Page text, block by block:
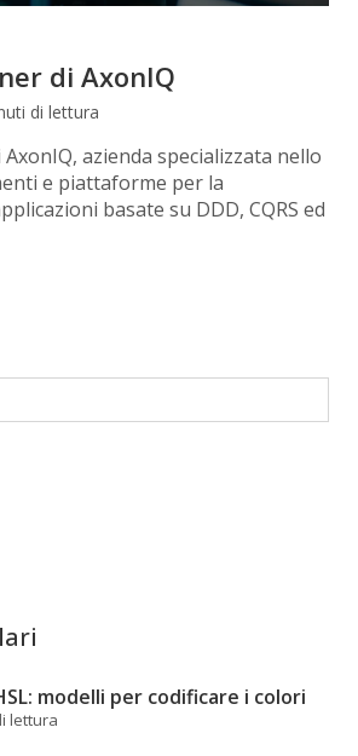
di AxonIQ
di lettura
azienda specializzata nello
e piattaforme per la
basate su DDD, CQRS ed
modelli per codificare i colori
lettura